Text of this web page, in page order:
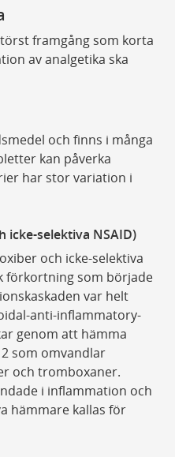
framgång som korta
av analgetika ska
och finns i många
kan påverka
har stor variation i
icke-selektiva NSAID)
och icke-selektiva
förkortning som började
var helt
anti-inflammatory-
genom att hämma
2 som omvandlar
och tromboxaner.
i inflammation och
hämmare kallas för